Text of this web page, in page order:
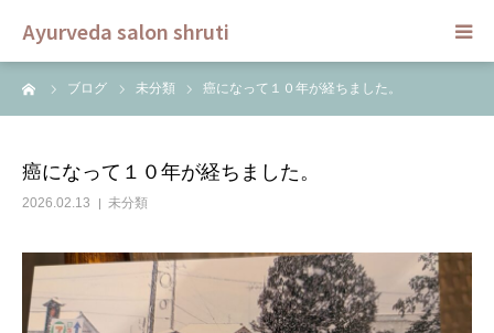
Ayurveda salon shruti
ブログ 未分類 癌になって１０年が経ちました。
癌になって１０年が経ちました。
2026.02.13 未分類
HOME